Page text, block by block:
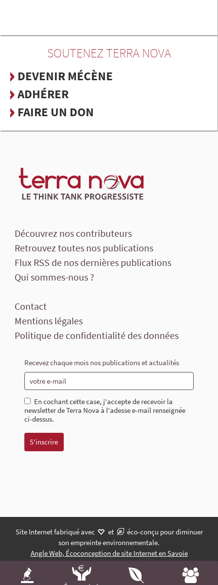
SOUTENEZ TERRA NOVA
DEVENIR MÉCÈNE
ADHÉRER
FAIRE UN DON
Découvrez nos contributeurs
Retrouvez toutes nos publications
Flux RSS de nos dernières publications
Qui sommes-nous ?
Contact
Mentions légales
Politique de confidentialité des données
Recevez chaque mois nos publications et actualités
En cochant cette case, j'accepte de recevoir la
newsletter de Terra Nova à l'adesse e-mail renseignée
ci-dessus.
Site Internet fabriqué avec et
éco-conçu pour diminuer
son empreinte environnementale.
Angle Web, Écoconception de site Internet en Savoie